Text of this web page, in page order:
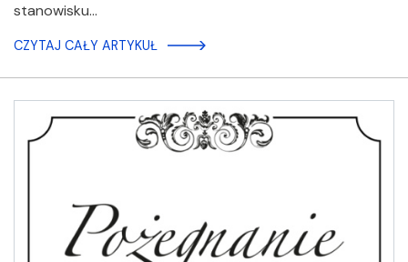
stanowisku…
CZYTAJ CAŁY ARTYKUŁ